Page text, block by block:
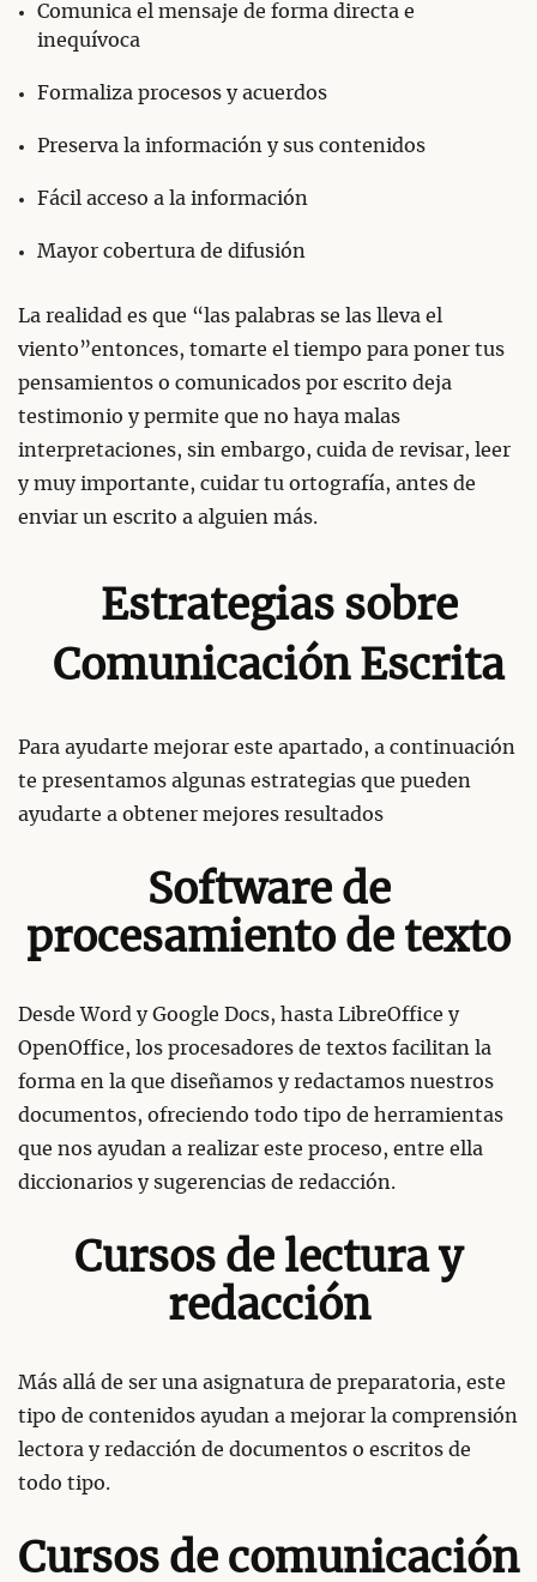
Comunica el mensaje de forma directa e
inequívoca
Formaliza procesos y acuerdos
Preserva la información y sus contenidos
Fácil acceso a la información
Mayor cobertura de difusión
La realidad es que “las palabras se las lleva el
viento”entonces, tomarte el tiempo para poner tus
pensamientos o comunicados por escrito deja
testimonio y permite que no haya malas
interpretaciones, sin embargo, cuida de revisar, leer
y muy importante, cuidar tu ortografía, antes de
enviar un escrito a alguien más.
Estrategias sobre
Comunicación Escrita
Para ayudarte mejorar este apartado, a continuación
te presentamos algunas estrategias que pueden
ayudarte a obtener mejores resultados
Software de
procesamiento de texto
Desde Word y Google Docs, hasta LibreOffice y
OpenOffice, los procesadores de textos facilitan la
forma en la que diseñamos y redactamos nuestros
documentos, ofreciendo todo tipo de herramientas
que nos ayudan a realizar este proceso, entre ella
diccionarios y sugerencias de redacción.
Cursos de lectura y
redacción
Más allá de ser una asignatura de preparatoria, este
tipo de contenidos ayudan a mejorar la comprensión
lectora y redacción de documentos o escritos de
todo tipo.
Cursos de comunicación